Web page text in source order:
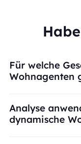
Für welche
Wohnagenten
Analyse
dynamische